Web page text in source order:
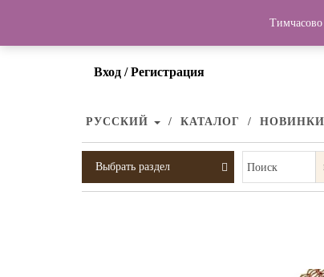
Вход / Регистрация
РУССКИЙ КАТАЛОГ НОВИНКИ
Выбрать раздел Поиск
Тимчасово